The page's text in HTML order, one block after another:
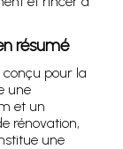
résumé
conçu pour la
une
et un
rénovation,
une